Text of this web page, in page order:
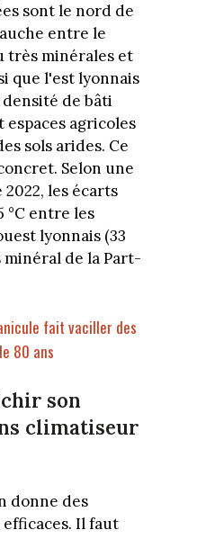
sont le nord de
entre le
très minérales et
que l'est lyonnais
de bâti
agricoles
sols arides. Ce
Selon une
les écarts
°C entre les
lyonnais (33
de la Part-
fait vaciller des
80 ans
son
climatiseur
donne des
efficaces. Il faut